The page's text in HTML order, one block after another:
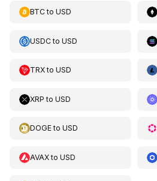
BTCto USD
USDCto USD
TRXto USD
XRP to USD
DOGEto USD
AVAXto USD